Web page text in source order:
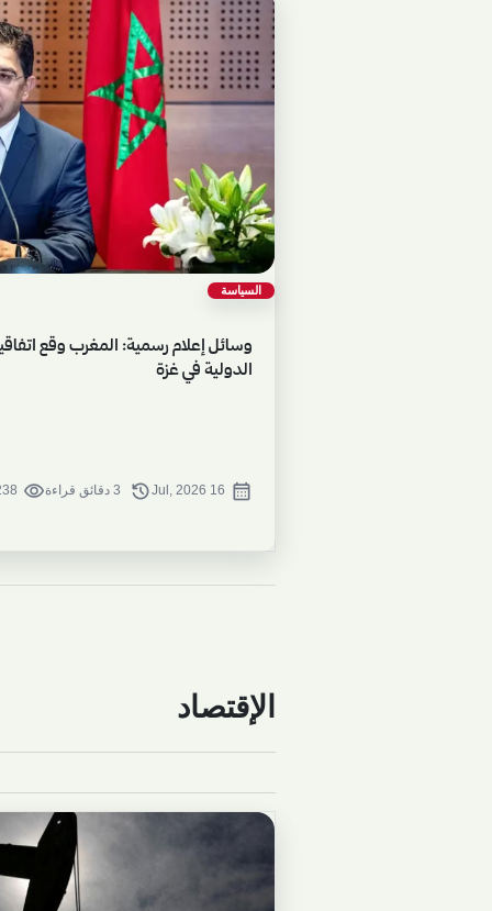
السياسة
وسائل إعلام رسمية: المغرب وقع
الدولية في غزة
calendar_month
16 Jul, 2026
history
visibility
238
الإقتصاد